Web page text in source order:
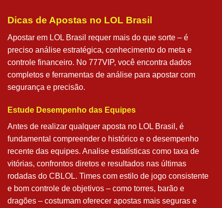
Dicas de Apostas no LOL Brasil
Apostar em LOL Brasil requer mais do que sorte – é
preciso análise estratégica, conhecimento do meta e
controle financeiro. No 777VIP, você encontra dados
completos e ferramentas de análise para apostar com
segurança e precisão.
Estude Desempenho das Equipes
Antes de realizar qualquer aposta no LOL Brasil, é
fundamental compreender o histórico e o desempenho
recente das equipes. Analise estatísticas como taxa de
vitórias, confrontos diretos e resultados nas últimas
rodadas do CBLOL. Times com estilo de jogo consistente
e bom controle de objetivos – como torres, barão e
dragões – costumam oferecer apostas mais seguras e